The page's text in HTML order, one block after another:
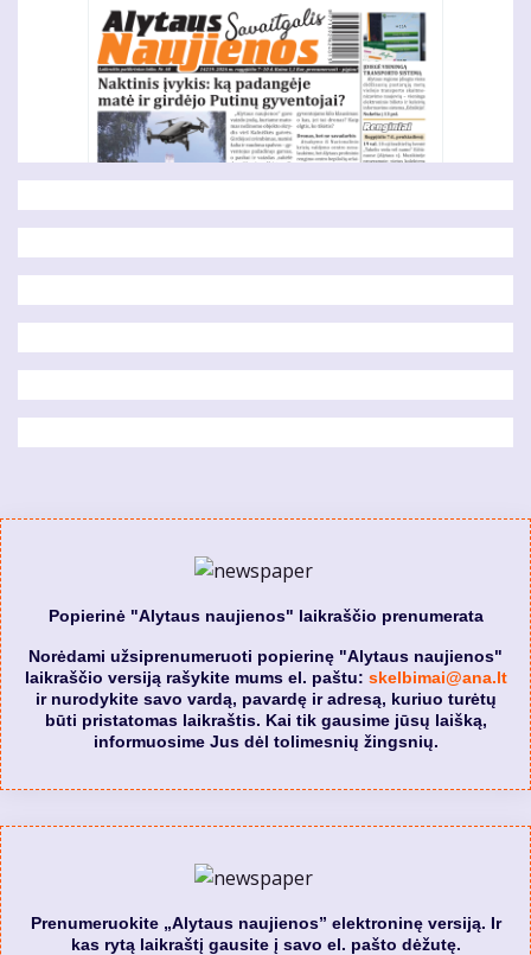
Popierinė "Alytaus naujienos" laikraščio prenumerata
Norėdami užsiprenumeruoti popierinę "Alytaus naujienos"
laikraščio versiją rašykite mums el. paštu: skelbimai@ana.lt
ir nurodykite savo vardą, pavardę ir adresą, kuriuo turėtų
būti pristatomas laikraštis. Kai tik gausime jūsų laišką,
informuosime Jus dėl tolimesnių žingsnių.
Prenumeruokite „Alytaus naujienos” elektroninę versiją. Ir
kas rytą laikraštį gausite į savo el. pašto dėžutę.